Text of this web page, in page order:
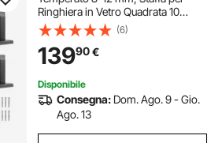
Ringhiera in Vetro Quadrata 10
Pezzi, Morsetto per Montaggio
Vetro Acciaio Inossidabile 304,
Staffa per Mensola in Vetro Spesso
3 mm Uso Esterno
(6)
13990€
Disponibile
Consegna: Dom. Ago. 9 - Gio.
Ago. 13